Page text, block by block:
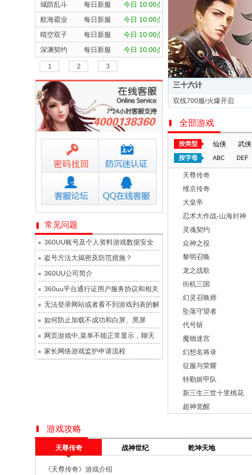
城防乱斗
每日新服
今日 10:00点
航海霸业
每日新服
今日 10:00点
晴空双子
每日新服
今日 10:00点
深渊契约
每日新服
今日 10:00点
坠落守望者
每日新服
正中靶心
每日新服
今日 10:00点
神兵奇迹
今日 10:00点
微乐捕鱼千炮版每日新服
今日 10:00点
帕瓦勇者传说
每日新服
今日 10:00点
群英风华录
每日新服
今日 10:00点
小小仙王
今日 10:00点
少年名将
每日新服
今日 10:00点
寻龙英雄
今日 10:00点
魔物迷宫
每日新服
今日 10:00点
城防三国志
每日新服
今日 10:00点
九梦仙域
豌豆大作战
每日新服
今日 10:00点
灵魂序章
每日新服
今日 10:00点
冒险守护
每日新服
绝地苍穹
每日新服
今日 10:00点
代号斩
每日新服
今日 10:00点
异星战舰
每日新服
今日 10:00点
云上契约
每日新服
今日 10:00点
梦幻回响
每日新服
今日 10:00点
灵魂契约
山海经异兽录 每日新服
今日 10:00点
仙魔劫
每日新服
今日 9:00点
仙剑奇侠传：新的开始
每日新服
1 2 3
常见问题
360UU账号及个人资料游戏数据安全
盗号方法大揭密及防范措施？
360UU公司简介
360uu平台通行证用户服务协议和相关
的条款和条件
无法登录网站或者看不到游戏列表的解
决方法
如何防止加载不成功和白屏、黑屏
网页游戏中,菜单不能正常显示，聊天
及其它功能不能正常使用的解决办法
家长网络游戏监护申请流程
三十六计
双线700服/火爆开启
全部游戏
按类型 仙侠 武侠
按字母 ABC DEF
天尊传奇
维京传奇
大皇帝
忍术大作战-山海封神
灵魂契约
众神之役
黎明召唤
龙之战歌
街机三国
幻灵召唤师
坠落守望者
代号斩
魔物迷宫
幻想名将录
征服与荣耀
特勤姬甲队
新三生三世十里桃花
超神觉醒
游戏攻略
天尊传奇 战神世纪 乾坤天地
《天尊传奇》游戏介绍